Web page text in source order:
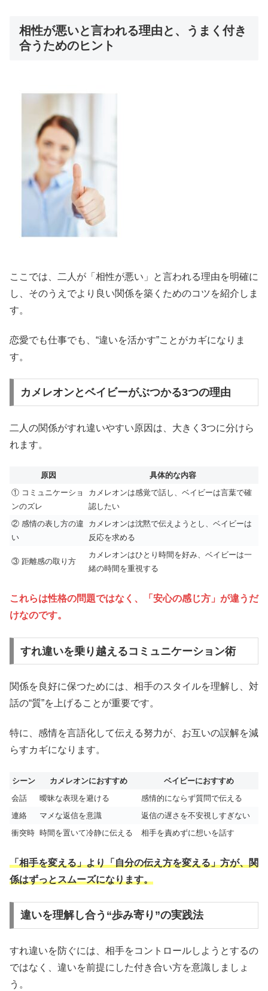
相性が悪いと言われる理由と、うまく付き
合うためのヒント
ここでは、二人が「相性が悪い」と言われる理由を明確に
し、そのうえでより良い関係を築くためのコツを紹介しま
す。
恋愛でも仕事でも、“違いを活かす”ことがカギになりま
す。
カメレオンとベイビーがぶつかる3つの理由
二人の関係がすれ違いやすい原因は、大きく3つに分けら
れます。
原因
具体的な内容
① コミュニケーショ
ンのズレ
カメレオンは感覚で話し、ベイビーは言葉で確
認したい
② 感情の表し方の違
い
カメレオンは沈黙で伝えようとし、ベイビーは
反応を求める
③ 距離感の取り方
カメレオンはひとり時間を好み、ベイビーは一
緒の時間を重視する
これらは性格の問題ではなく、「安心の感じ方」が違うだ
けなのです。
すれ違いを乗り越えるコミュニケーション術
関係を良好に保つためには、相手のスタイルを理解し、対
話の“質”を上げることが重要です。
特に、感情を言語化して伝える努力が、お互いの誤解を減
らすカギになります。
シーン カメレオンにおすすめ
ベイビーにおすすめ
会話
曖昧な表現を避ける
感情的にならず質問で伝える
連絡
マメな返信を意識
返信の遅さを不安視しすぎない
衝突時 時間を置いて冷静に伝える 相手を責めずに想いを話す
「相手を変える」より「自分の伝え方を変える」方が、関
係はずっとスムーズになります。
違いを理解し合う“歩み寄り”の実践法
すれ違いを防ぐには、相手をコントロールしようとするの
ではなく、違いを前提にした付き合い方を意識しましょ
う。